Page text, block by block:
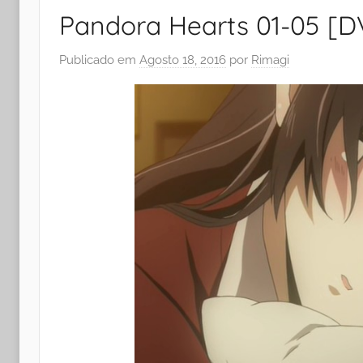
Pandora Hearts 01-05
Publicado em Agosto 18, 2016 por Rimagi